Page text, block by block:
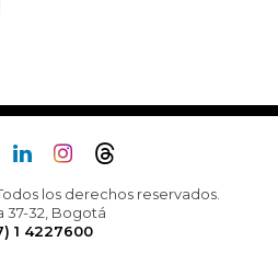
los derechos reservados.
37-32, Bogotá
1 4227600